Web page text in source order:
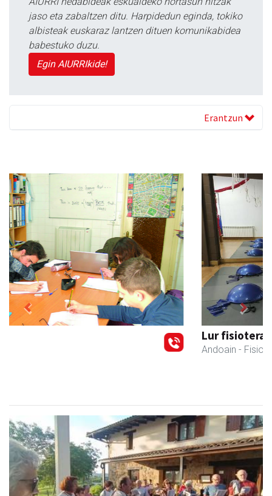
jaso eta zabaltzen ditu. Harpidedun eginda, tokiko
albisteak euskaraz lantzen dituen komunikabidea
babestuko duzu.
Egin AIURRIkide!
Erantzun
Lur fisioterapia eta pilates zentroa
Previous Next